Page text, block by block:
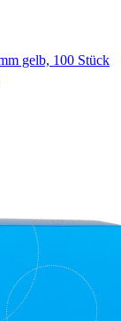
gelb, 100 Stück